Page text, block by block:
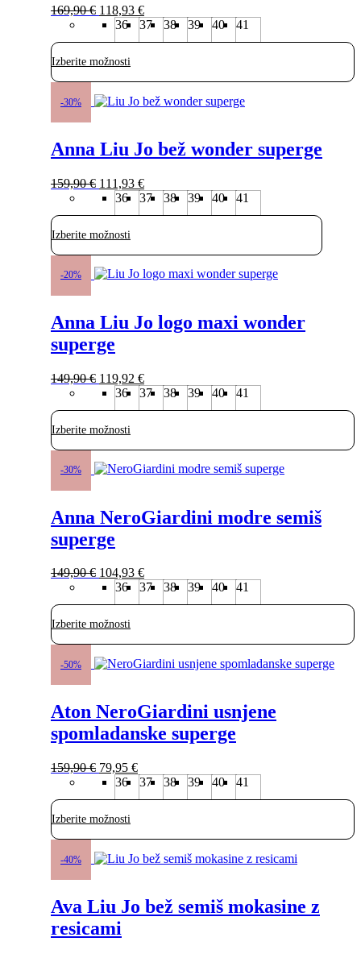
169,90€ Izvirna
cena
169,90 €.
118,93 €Trenutna
cena
36 37 38 39 40 41
Izberite možnosti
na
strani
-30%
Anna Liu Jo bež wonder superge
159,90€ Izvirna
cena
159,90 €.
111,93 €Trenutna
cena
36 37 38 39 40 41
Izberite možnosti
izdelek
različic.
Možnosti
izberete
strani
izdelka
-20%
Anna Liu Jo logo maxi wonder
superge
149,90€ Izvirna
cena
149,90 €.
119,92 €Trenutna
cena
36 37 38 39 40 41
Izberite možnosti
izdelek
različic.
Možnosti
lahko
na
strani
-30%
Anna NeroGiardini modre semiš
superge
149,90€ Izvirna
cena
je
149,90 €.
104,93 €Trenutna
cena
je:
36 37 38 39 40 41
Izberite možnosti
izdelek
različic.
Možnosti
lahko
na
strani
izdelka
-50%
Aton NeroGiardini usnjene
spomladanske superge
159,90€ Izvirna
cena
159,90 €.
79,95 €Trenutna
cena
36 37 38 39 40 41
Izberite možnosti
izdelek
različic.
Možnosti
lahko
na
strani
izdelka
-40%
Ava Liu Jo bež semiš mokasine z
resicami
izdelek
različic.
Možnosti
lahko